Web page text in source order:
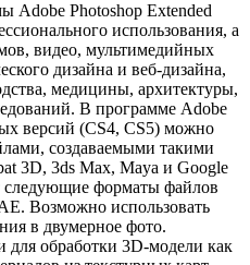
Adobe Photoshop Extended
использования, а
видео, мультимедийных
дизайна и веб-дизайна,
медицины, архитектуры,
В программе Adobe
версий (CS4, CS5) можно
создаваемыми такими
3D, 3ds Max, Maya и Google
следующие форматы файлов
Возможно использовать
в двумерное фото.
обработки 3D-модели как